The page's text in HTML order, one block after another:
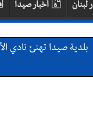
لبنان أخبار صيدا
بلدية صيدا تهنئ نادي